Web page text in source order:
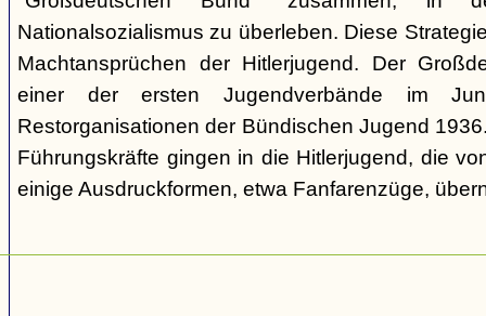
Nationalsozialismus zu überleben. Diese
Machtansprüchen der Hitlerjugend. Der
einer der ersten Jugendverbände im
Restorganisationen der Bündischen Jugend
Führungskräfte gingen in die Hitlerjugend, die
einige Ausdruckformen, etwa Fanfarenzüge,